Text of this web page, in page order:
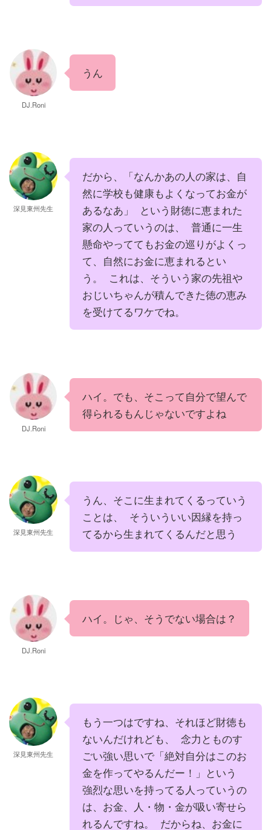
DJ.Roni
うん
深見東州先生
だから、「なんかあの人の家は、自
然に学校も健康もよくなってお金が
あるなあ」 という財徳に恵まれた
家の人っていうのは、 普通に一生
懸命やっててもお金の巡りがよくっ
て、自然にお金に恵まれるとい
う。 これは、そういう家の先祖や
おじいちゃんが積んできた徳の恵み
を受けてるワケでね。
DJ.Roni
ハイ。でも、そこって自分で望んで
得られるもんじゃないですよね
深見東州先生
うん、そこに生まれてくるっていう
ことは、 そういういい因縁を持っ
てるから生まれてくるんだと思う
DJ.Roni
ハイ。じゃ、そうでない場合は？
深見東州先生
もう一つはですね、それほど財徳も
ないんだけれども、 念力とものす
ごい強い思いで「絶対自分はこのお
金を作ってやるんだー！」という
強烈な思いを持ってる人っていうの
は、お金、人・物・金が吸い寄せら
れるんですね。 だからね、お金に